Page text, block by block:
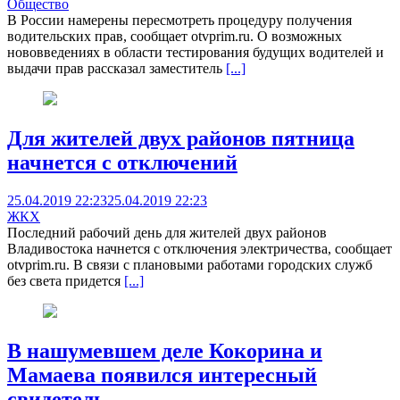
Общество
В России намерены пересмотреть процедуру получения
водительских прав, сообщает otvprim.ru. О возможных
нововведениях в области тестирования будущих водителей и
выдачи прав рассказал заместитель [...]
Для жителей двух районов пятница
начнется с отключений
25.04.2019 22:2325.04.2019 22:23
ЖКХ
Последний рабочий день для жителей двух районов
Владивостока начнется с отключения электричества, сообщает
otvprim.ru. В связи с плановыми работами городских служб
без света придется [...]
В нашумевшем деле Кокорина и
Мамаева появился интересный